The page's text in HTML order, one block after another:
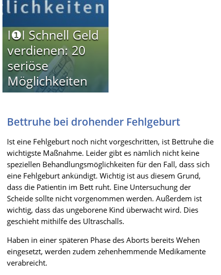
I❶I Schnell Geld
verdienen: 20
seriöse
Möglichkeiten
Bettruhe bei drohender Fehlgeburt
Ist eine Fehlgeburt noch nicht vorgeschritten, ist Bettruhe die
wichtigste Maßnahme. Leider gibt es nämlich nicht keine
speziellen Behandlungsmöglichkeiten für den Fall, dass sich
eine Fehlgeburt ankündigt. Wichtig ist aus diesem Grund,
dass die Patientin im Bett ruht. Eine Untersuchung der
Scheide sollte nicht vorgenommen werden. Außerdem ist
wichtig, dass das ungeborene Kind überwacht wird. Dies
geschieht mithilfe des Ultraschalls.
Haben in einer späteren Phase des Aborts bereits Wehen
eingesetzt, werden zudem zehenhemmende Medikamente
verabreicht.